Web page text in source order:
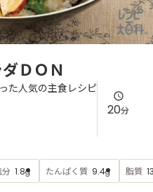
せ
ＤＯＮ
た人気の主食レシピ
20分
分 1.8g たんぱく質 9.4g 脂質